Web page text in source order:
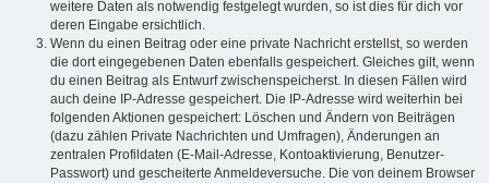
weitere Daten als notwendig festgelegt wurden, so ist dies für dich vor
deren Eingabe ersichtlich.
Wenn du einen Beitrag oder eine private Nachricht erstellst, so werden
die dort eingegebenen Daten ebenfalls gespeichert. Gleiches gilt, wenn
du einen Beitrag als Entwurf zwischenspeicherst. In diesen Fällen wird
auch deine IP-Adresse gespeichert. Die IP-Adresse wird weiterhin bei
folgenden Aktionen gespeichert: Löschen und Ändern von Beiträgen
(dazu zählen Private Nachrichten und Umfragen), Änderungen an
zentralen Profildaten (E-Mail-Adresse, Kontoaktivierung, Benutzer-
Passwort) und gescheiterte Anmeldeversuche. Die von deinem Browser